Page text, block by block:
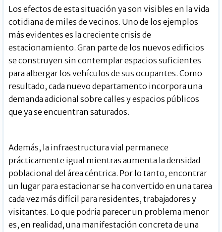
Los efectos de esta situación ya son visibles en la vida
cotidiana de miles de vecinos. Uno de los ejemplos
más evidentes es la creciente crisis de
estacionamiento. Gran parte de los nuevos edificios
se construyen sin contemplar espacios suficientes
para albergar los vehículos de sus ocupantes. Como
resultado, cada nuevo departamento incorpora una
demanda adicional sobre calles y espacios públicos
que ya se encuentran saturados.
Además, la infraestructura vial permanece
prácticamente igual mientras aumenta la densidad
poblacional del área céntrica. Por lo tanto, encontrar
un lugar para estacionar se ha convertido en una tarea
cada vez más difícil para residentes, trabajadores y
visitantes. Lo que podría parecer un problema menor
es, en realidad, una manifestación concreta de una